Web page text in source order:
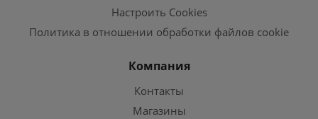
Настроить Cookies
Политика в отношении обработки файлов cookie
Компания
Контакты
Магазины